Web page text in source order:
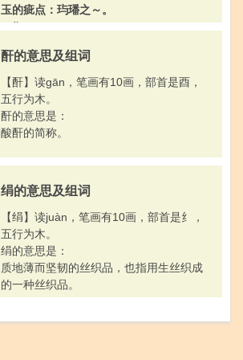
玉的疵点：玙璠之～。
[ cǐ ]
酐的意思及组词
【酐】读gān，笔画有10画，部首是酉，
五行为木。
酐的意思是：
酸酐的简称。
绢的意思及组词
【绢】读juàn，笔画有10画，部首是纟，
五行为木。
绢的意思是：
质地薄而坚韧的丝织品，也指用生丝织成
的一种丝织品。